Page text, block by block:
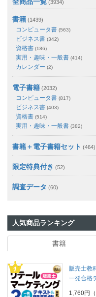
(3934)
書籍 (1439)
コンピュータ書 (563)
ビジネス書 (342)
資格書 (186)
実用・趣味・一般書 (414)
カレンダー (2)
電子書籍 (2032)
コンピュータ書 (817)
ビジネス書 (403)
資格書 (514)
実用・趣味・一般書 (382)
書籍＋電子書籍セット (464)
限定特典付き (52)
調査データ (60)
人気商品ランキング
書籍
販売士教
一発合格
1,760円（